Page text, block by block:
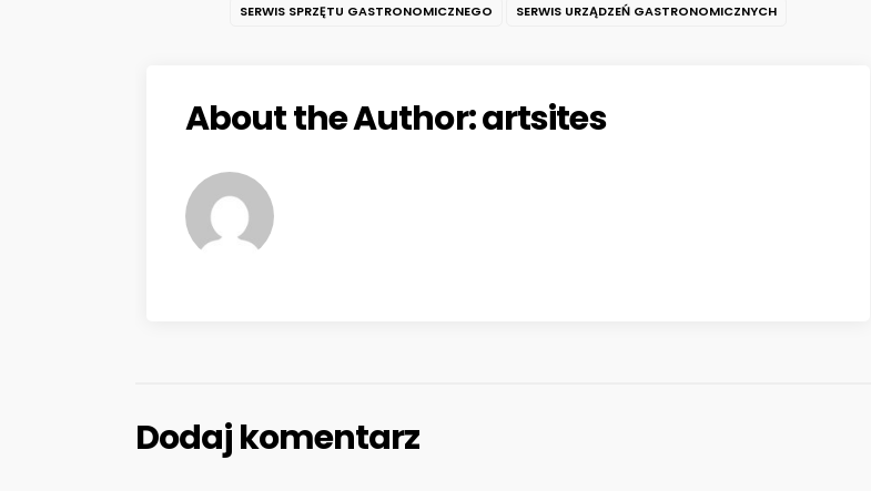
SERWIS SPRZĘTU GASTRONOMICZNEGO SERWIS URZĄDZEŃ GASTRONOMICZNYCH
About the Author:artsites
Dodaj komentarz